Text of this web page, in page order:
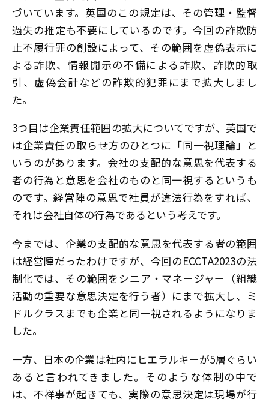
づいています。英国のこの規定は、その管理・監督
過失の推定も不要にしているのです。今回の詐欺防
止不履行罪の創設によって、その範囲を虚偽表示に
よる詐欺、情報開示の不備による詐欺、詐欺的取
引、虚偽会計などの詐欺的犯罪にまで拡大しまし
た。
3つ目は企業責任範囲の拡大についてですが、英国で
は企業責任の取らせ方のひとつに「同一視理論」と
いうのがあります。会社の支配的な意思を代表する
者の行為と意思を会社のものと同一視するというも
のです。経営陣の意思で社員が違法行為をすれば、
それは会社自体の行為であるという考えです。
今までは、企業の支配的な意思を代表する者の範囲
は経営陣だったわけですが、今回のECCTA2023の法
制化では、その範囲をシニア・マネージャー（組織
活動の重要な意思決定を行う者）にまで拡大し、ミ
ドルクラスまでも企業と同一視されるようになりま
した。
一方、日本の企業は社内にヒエラルキーが5層ぐらい
あると言われてきました。そのような体制の中で
は、不祥事が起きても、実際の意思決定は現場が行